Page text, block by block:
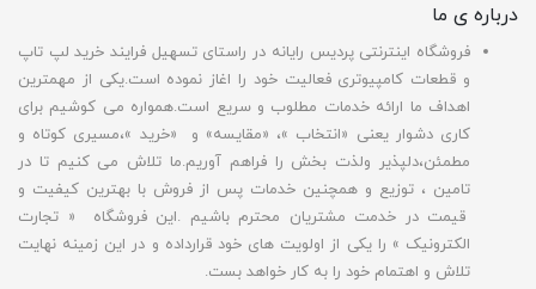
درباره ی ما
فروشگاه اینترنتی پردیس رایانه در راستای تسهیل فرایند خرید لپ تاپ
و قطعات کامپیوتری فعالیت خود را اغاز نموده است.یکی از مهمترین
اهداف ما ارائه خدمات مطلوب و سریع است.همواره می کوشیم برای
کاری دشوار یعنی «انتخاب »، «مقایسه» و «خرید »،مسیری کوتاه و
مطمئن،دلپذیر ولذت بخش را فراهم آوریم.ما تلاش می کنیم تا در
تامین ، توزیع و همچنین خدمات پس از فروش با بهترین کیفیت و
قیمت در خدمت مشتریان محترم باشیم .این فروشگاه « تجارت
الکترونیک » را یکی از اولویت های خود قرارداده و در این زمینه نهایت
تلاش و اهتمام خود را به کار خواهد بست.